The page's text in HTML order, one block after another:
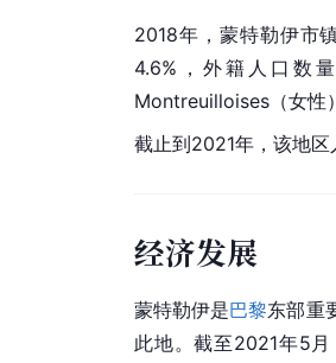
2018年，蒙特勒伊市
4.6%，外籍人口数
Montreuilloises（女性
截止到2021年，该地区
经济发展
蒙特勒伊是巴黎东部重
此地。截至2021年5